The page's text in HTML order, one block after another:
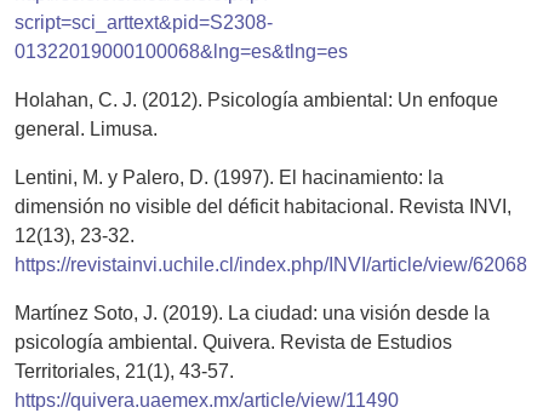
script=sci_arttext&pid=S2308-
01322019000100068&lng=es&tlng=es
Holahan, C. J. (2012). Psicología ambiental: Un enfoque
general. Limusa.
Lentini, M. y Palero, D. (1997). El hacinamiento: la
dimensión no visible del déficit habitacional. Revista INVI,
12(13), 23-32.
https://revistainvi.uchile.cl/index.php/INVI/article/view/62068
Martínez Soto, J. (2019). La ciudad: una visión desde la
psicología ambiental. Quivera. Revista de Estudios
Territoriales, 21(1), 43-57.
https://quivera.uaemex.mx/article/view/11490